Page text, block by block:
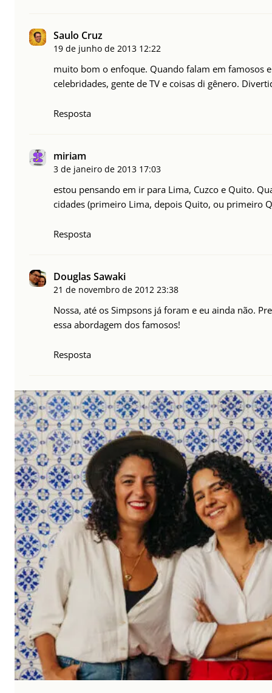
Saulo Cruz
19 de junho de 2013 12:22
muito bom o enfoque. Quando falam em famosos
celebridades, gente de TV e coisas di gênero.
Resposta
miriam
3 de janeiro de 2013 17:03
estou pensando em ir para Lima, Cuzco e Quito.
cidades (primeiro Lima, depois Quito, ou primeiro
Resposta
Douglas Sawaki
21 de novembro de 2012 23:38
Nossa, até os Simpsons já foram e eu ainda não.
essa abordagem dos famosos!
Resposta